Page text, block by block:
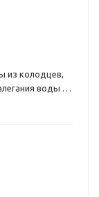
из колодцев,
воды не